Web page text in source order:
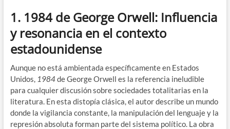
1. 1984 de George Orwell: Influencia
y resonancia en el contexto
estadounidense
Aunque no está ambientada específicamente en Estados
Unidos, 1984de George Orwell es la referencia ineludible
para cualquier discusión sobre sociedades totalitarias en la
literatura. En esta distopía clásica, el autor describe un mundo
donde la vigilancia constante, la manipulación del lenguaje y la
represión absoluta forman parte del sistema político. La obra